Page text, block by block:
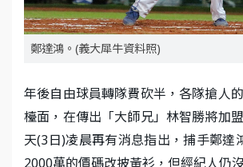
鄭達鴻。(義大犀牛資料照)
年後自由球員轉隊費砍半，各隊搶人
檯面，在傳出「大師兄」林智勝將加
天(3日)凌晨再有消息指出，捕手鄭達
2000萬的價碼改披黃衫，但經紀人仍